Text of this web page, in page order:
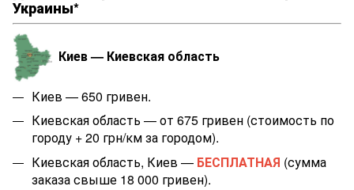
Украины*
Киев — Киевская область
Киев — 650 гривен.
Киевская область — от 675 гривен (стоимость по
городу + 20 грн/км за городом).
Киевская область, Киев — БЕСПЛАТНАЯ (сумма
заказа свыше 18 000 гривен).